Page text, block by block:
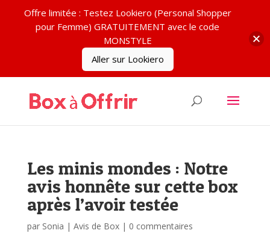
Les minis mondes : Notre
avis honnête sur cette box
après l’avoir testée
par Sonia | Avis de Box| 0 commentaires
Offre limitée : Testez Lookiero (Personal Shopper
pour Femme) GRATUITEMENT avec le code
MONSTYLE
Aller sur Lookiero